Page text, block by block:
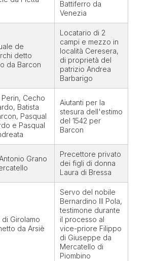
Battiferro da
Venezia
de
detto
da Barcon
Locatario di 2
campi e mezzo in
località Ceresera,
di proprietà del
patrizio Andrea
Barbarigo
Cecho
Batista
Pasqual
e Pasqual
Aiutanti per la
stesura dell'estimo
del 1542 per
Barcon
Grano
Precettore privato
dei figli di donna
Laura di Bressa
di Girolamo
da Arsiè
Servo del nobile
Bernardino III Pola,
testimone durante
il processo al
vice-priore Filippo
di Giuseppe da
Mercatello di
Piombino